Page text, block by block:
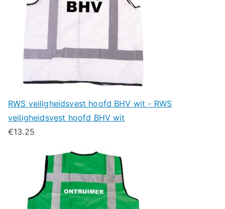
RWS veiligheidsvest hoofd BHV wit - RWS
veiligheidsvest hoofd BHV wit
€13.25